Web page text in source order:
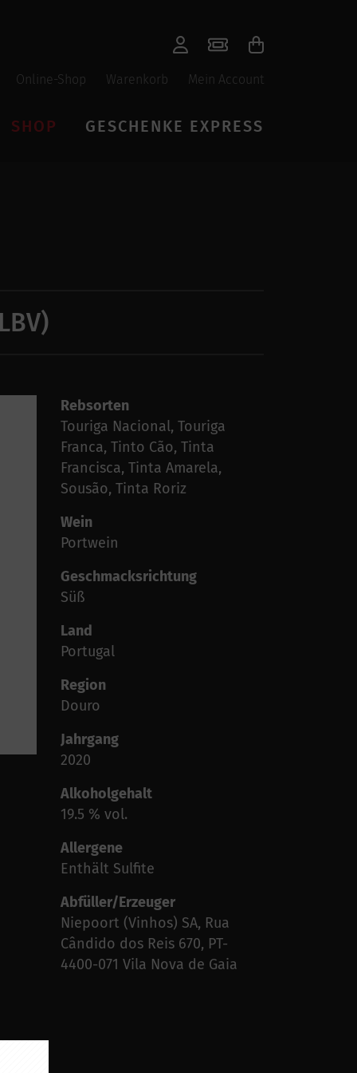
Online-Shop Warenkorb Mein Account
SHOP GESCHENKE EXPRESS
Rebsorten
Touriga Nacional, Touriga
Franca, Tinto Cão, Tinta
Francisca, Tinta Amarela,
Sousão, Tinta Roriz
Wein
Portwein
Geschmacksrichtung
Süß
Land
Portugal
Region
Douro
Jahrgang
2020
Alkoholgehalt
19.5 % vol.
Allergene
Enthält Sulfite
Abfüller/Erzeuger
Niepoort (Vinhos) SA, Rua
Cândido dos Reis 670, PT-
4400-071 Vila Nova de Gaia